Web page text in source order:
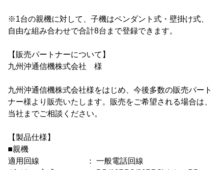
※1台の親機に対して、子機はペンダント式・壁掛け式、
自由な組み合わせで合計8台まで登録できます。
【販売パートナーについて】
九州沖通信機株式会社 様
九州沖通信機株式会社様をはじめ、今後多数の販売パート
ナー様より販売いたします。販売をご希望される場合は、
当社までご相談ください。
【製品仕様】
■親機
適用回線 ： 一般電話回線